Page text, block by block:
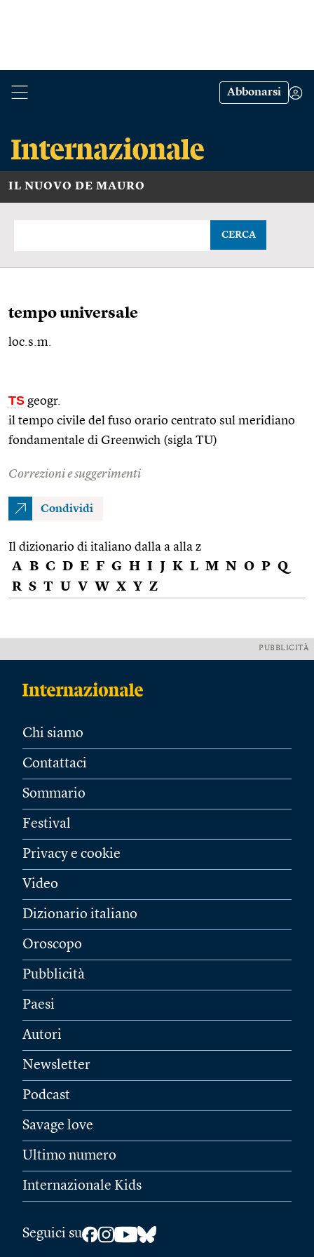
Abbonarsi
IL NUOVO DE MAURO
CERCA
tempo universale
loc.s.m.
TS geogr.
il tempo civile del fuso orario centrato sul meridiano
fondamentale di Greenwich (sigla TU)
Correzioni e suggerimenti
Condividi
Il dizionario di italiano dalla a alla z
A B C D E F G H I J K L M N O P Q
R S T U V W X Y Z
PUBBLICITÀ
Chi siamo
Contattaci
Sommario
Festival
Privacy e cookie
Video
Dizionario italiano
Oroscopo
Pubblicità
Paesi
Autori
Newsletter
Podcast
Savage love
Ultimo numero
Internazionale Kids
Seguici su